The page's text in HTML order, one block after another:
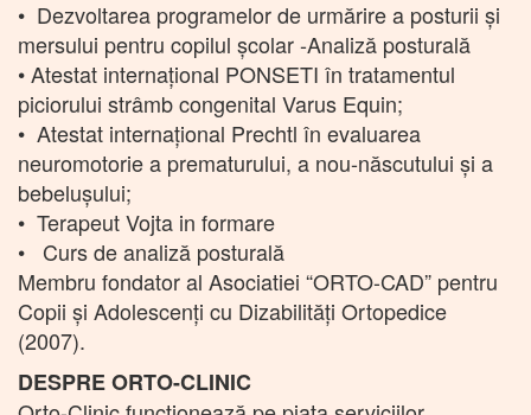
• Dezvoltarea programelor de urmărire a posturii și
mersului pentru copilul școlar -Analiză posturală
• Atestat internațional PONSETI în tratamentul
piciorului strâmb congenital Varus Equin;
• Atestat internațional Prechtl în evaluarea
neuromotorie a prematurului, a nou-născutului și a
bebelușului;
• Terapeut Vojta in formare
• Curs de analiză posturală
Membru fondator al Asociatiei “ORTO-CAD” pentru
Copii și Adolescenți cu Dizabilități Ortopedice
(2007).
DESPRE ORTO-CLINIC